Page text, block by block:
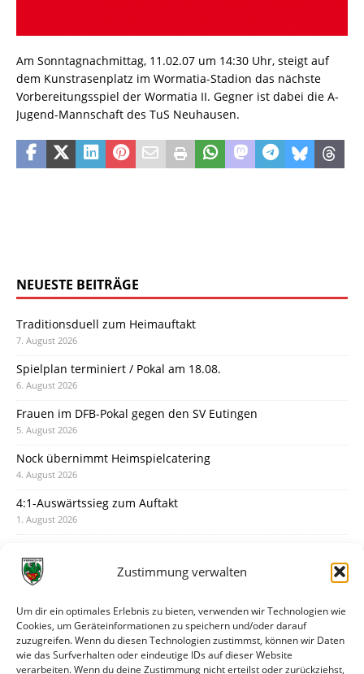
Zustimmung verwalten
Um dir ein optimales Erlebnis zu bieten, verwenden wir Technologien wie
Cookies, um Geräteinformationen zu speichern und/oder darauf
zuzugreifen. Wenn du diesen Technologien zustimmst, können wir Daten
wie das Surfverhalten oder eindeutige IDs auf dieser Website
verarbeiten. Wenn du deine Zustimmung nicht erteilst oder zurückziehst,
Am Sonntagnachmittag, 11.02.07 um 14:30 Uhr, steigt auf
dem Kunstrasenplatz im Wormatia-Stadion das nächste
Vorbereitungsspiel der Wormatia II. Gegner ist dabei die A-
Jugend-Mannschaft des TuS Neuhausen.
NEUESTE BEITRÄGE
Traditionsduell zum Heimauftakt
7. August 2026
Spielplan terminiert / Pokal am 18.08.
6. August 2026
Frauen im DFB-Pokal gegen den SV Eutingen
5. August 2026
Nock übernimmt Heimspielcatering
4. August 2026
4:1-Auswärtssieg zum Auftakt
1. August 2026
31. Juli 2026
30. Juli 2026
Deine Spielminute: 89+1
28. Juli 2026